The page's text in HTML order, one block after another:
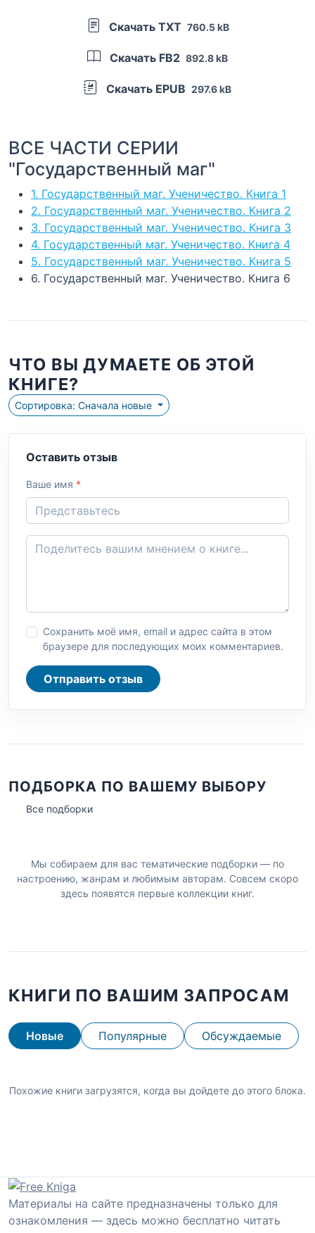
Скачать TXT 760.5 kB
Скачать FB2 892.8 kB
Скачать EPUB 297.6 kB
ВСЕ ЧАСТИ СЕРИИ
"Государственный маг"
1. Государственный маг. Ученичество. Книга 1
2. Государственный маг. Ученичество. Книга 2
3. Государственный маг. Ученичество. Книга 3
4. Государственный маг. Ученичество. Книга 4
5. Государственный маг. Ученичество. Книга 5
6. Государственный маг. Ученичество. Книга 6
ЧТО ВЫ ДУМАЕТЕ ОБ ЭТОЙ
КНИГЕ?
Сортировка: Сначала новые
Оставить отзыв
Ваше имя *
Сохранить моё имя, email и адрес сайта в этом
браузере для последующих моих комментариев.
Отправить отзыв
ПОДБОРКА ПО ВАШЕМУ ВЫБОРУ
Все подборки
Мы собираем для вас тематические подборки — по
настроению, жанрам и любимым авторам. Совсем скоро
здесь появятся первые коллекции книг.
КНИГИ ПО ВАШИМ ЗАПРОСАМ
Новые Популярные Обсуждаемые
Похожие книги загрузятся, когда вы дойдете до этого блока.
Материалы на сайте предназначены только для
ознакомления — здесь можно бесплатно читать